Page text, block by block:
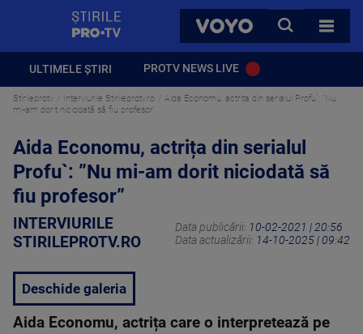
VOYO
CAUTA
TOATE
ULTIMELE ȘTIRI PROTV NEWS LIVE
Stirileprotv Interviurile Stirileprotv.ro
Aida Economu, actrița din serialul Profu`: ”Nu
mi-am dorit niciodată să fiu profesor”
Aida Economu, actrița din serialul
Profu`: ”Nu mi-am dorit niciodată să
fiu profesor”
INTERVIURILE
STIRILEPROTV.RO
Data publicării: 10-02-2021 | 20:56
Data actualizării: 14-10-2025 | 09:42
Deschide galeria
Aida Economu, actrița care o interpretează pe